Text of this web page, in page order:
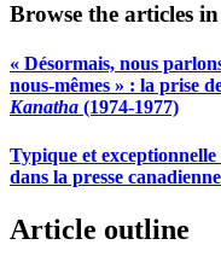
Browse the articles
« Désormais, nous
nous‑mêmes » : la prise
Kanatha (1974‑1977)
Typique et exceptionnelle
dans la presse
Article outline